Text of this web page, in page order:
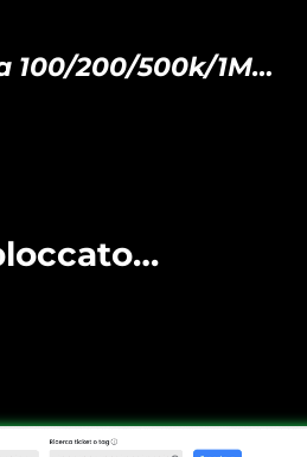
100/200/500k/1M…